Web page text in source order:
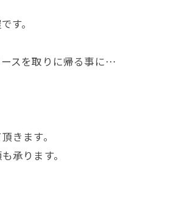
す。
スを取りに帰る事に…
きます。
承ります。